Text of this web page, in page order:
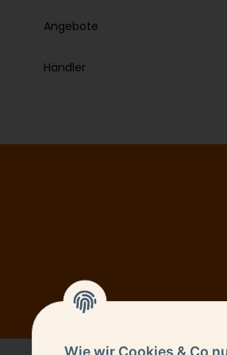
Angebote
Händler
Wie wir Cookies & Co